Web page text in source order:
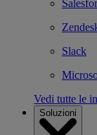
Slack
Vedi tutte le
Soluzioni